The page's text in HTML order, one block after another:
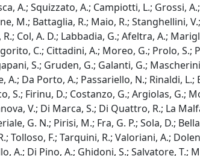
A.; Squizzato, A.; Campiotti, L.; Grossi,
M.; Battaglia, R.; Maio, R.; Stanghellini,
Col, A. D.; Labbadia, G.; Afeltra, A.;
C.; Cittadini, A.; Moreo, G.; Prolo, S.;
S.; Gruden, G.; Galanti, G.;
A.; Da Porto, A.; Passariello, N.; Rinaldi,
S.; Firinu, D.; Costanzo, G.; Argiolas, G.;
V.; Di Marca, S.; Di Quattro, R.; La
G. N.; Pirisi, M.; Fra, G. P.; Sola, D.;
Tolloso, F.; Tarquini, R.; Valoriani, A.;
A.; Di Pino, A.; Ghidoni, S.; Salvatore, T.;